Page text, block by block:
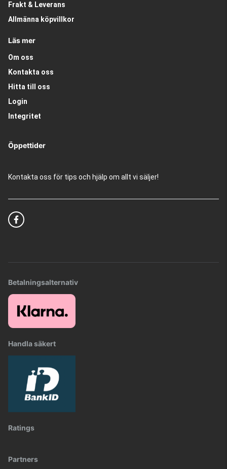
Frakt & Leverans
Allmänna köpvillkor
Läs mer
Om oss
Kontakta oss
Hitta till oss
Login
Integritet
Öppettider
Kontakta oss för tips och hjälp om allt vi säljer!
Betalningsalternativ
Handla säkert
Ratings
Partners